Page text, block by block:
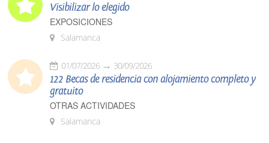
Visibilizar lo elegido
EXPOSICIONES
Salamanca
01/07/2026 30/09/2026
122 Becas de residencia con alojamiento completo y
gratuito
OTRAS ACTIVIDADES
Salamanca